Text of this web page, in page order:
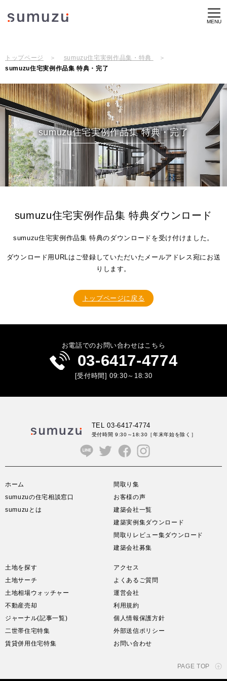
MENU
トップページ
sumuzu住宅実例作品集・特典
sumuzu住宅実例作品集 特典・完了
sumuzu住宅実例作品集 特典・完了
sumuzu住宅実例作品集 特典ダウンロード
sumuzu住宅実例作品集 特典のダウンロードを受け付けました。
ダウンロード用URLはご登録していただいたメールアドレス宛にお送
りします。
トップページに戻る
お電話でのお問い合わせはこちら
03-6417-4774
[受付時間] 09:30～18:30
TEL 03-6417-4774
受付時間 9:30～18:30 ［年末年始を除く］
ホーム
sumuzuの住宅相談窓口
sumuzuとは
間取り集
お客様の声
建築会社一覧
建築実例集ダウンロード
間取りレビュー集ダウンロード
建築会社募集
土地を探す
土地サーチ
土地相場ウォッチャー
不動産売却
ジャーナル(記事一覧)
二世帯住宅特集
賃貸併用住宅特集
アクセス
よくあるご質問
運営会社
利用規約
個人情報保護方針
外部送信ポリシー
お問い合わせ
PAGE TOP